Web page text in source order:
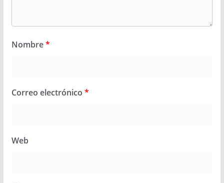
Nombre*
Correo electrónico *
Web